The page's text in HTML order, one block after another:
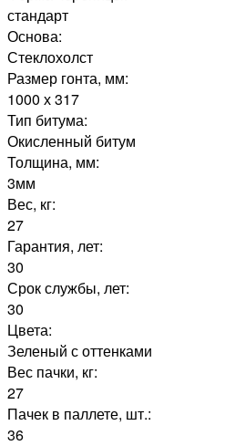
стандарт
Основа:
Стеклохолст
Размер гонта, мм:
1000 х 317
Тип битума:
Окисленный битум
Толщина, мм:
3мм
Вес, кг:
27
Гарантия, лет:
30
Срок службы, лет:
30
Цвета:
Зеленый с оттенками
Вес пачки, кг:
27
Пачек в паллете, шт.:
36